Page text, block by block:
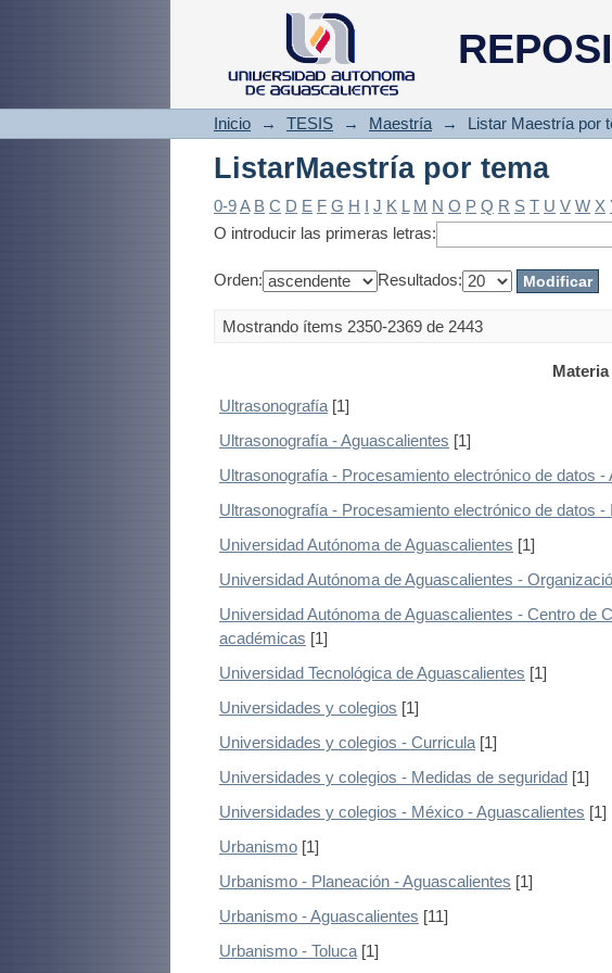
ListarMaestría por tema
Inicio → TESIS → Maestría → Listar Maestría por
ListarMaestría por tema
0-9A B C D E F G H I J K L M N O P Q R S T U V W X
O introducir las primeras letras:
Orden: Resultados:
Mostrando ítems 2350-2369 de 2443
Materia
Ultrasonografía [1]
Ultrasonografía - Aguascalientes [1]
Ultrasonografía - Procesamiento electrónico de datos -
Ultrasonografía - Procesamiento electrónico de datos -
Universidad Autónoma de Aguascalientes [1]
Universidad Autónoma de Aguascalientes -
Universidad Autónoma de Aguascalientes - Centro de
académicas [1]
Universidad Tecnológica de Aguascalientes [1]
Universidades y colegios [1]
Universidades y colegios - Curricula [1]
Universidades y colegios - Medidas de seguridad [1]
Universidades y colegios - México - Aguascalientes [1]
Urbanismo [1]
Urbanismo - Planeación - Aguascalientes [1]
Urbanismo - Aguascalientes [11]
Urbanismo - Toluca [1]